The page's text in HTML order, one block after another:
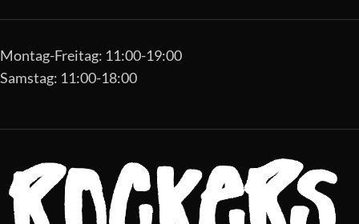
Montag-Freitag: 11:00-19:00
Samstag: 11:00-18:00